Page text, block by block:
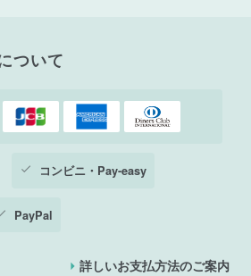
ついて
コンビニ・Pay-easy
PayPal
詳しいお支払方法のご案内